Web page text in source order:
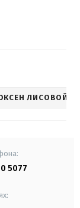
ЛИСОВОЙ
5077